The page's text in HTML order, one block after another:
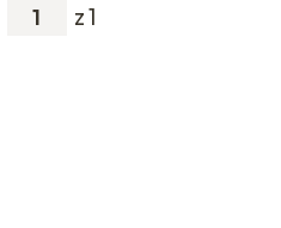
z 1